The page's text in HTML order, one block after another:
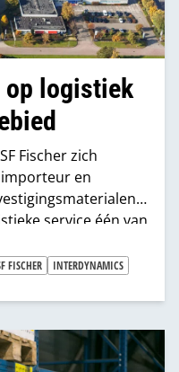
op logistiek
Fischer zich
en
service één van
het bedrijf. Het
bestaat vooral uit
overname van
toegevoegd.
FISCHER
INTERDYNAMICS